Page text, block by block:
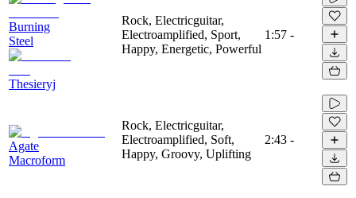
Burning
Steel
Thesieryj
Rock, Electricguitar,
Electroamplified, Sport,
Happy, Energetic, Powerful
1:57 -
Agate
Macroform
Rock, Electricguitar,
Electroamplified, Soft,
Happy, Groovy, Uplifting
2:43 -